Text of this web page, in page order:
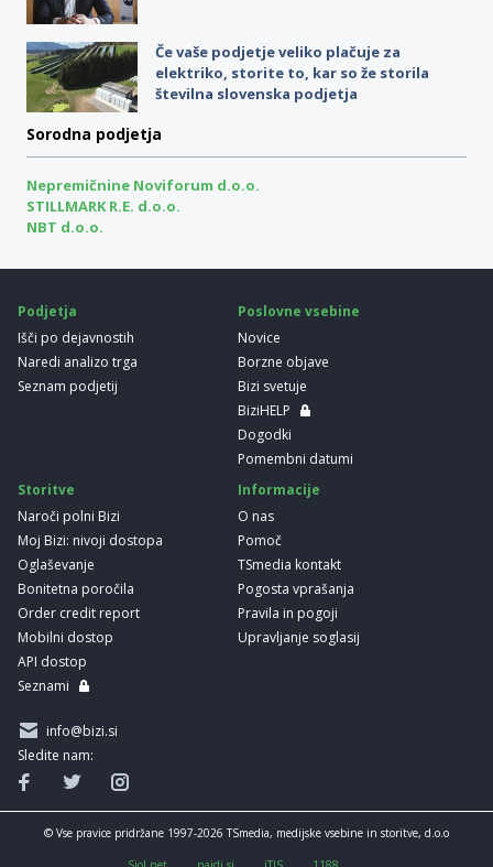
Če vaše podjetje veliko plačuje za
elektriko, storite to, kar so že storila
številna slovenska podjetja
Sorodna podjetja
Nepremičnine Noviforum d.o.o.
STILLMARK R.E. d.o.o.
NBT d.o.o.
Podjetja
Išči po dejavnostih
Naredi analizo trga
Seznam podjetij
Poslovne vsebine
Novice
Borzne objave
Bizi svetuje
BiziHELP
Dogodki
Pomembni datumi
Storitve
Naroči polni Bizi
Moj Bizi: nivoji dostopa
Oglaševanje
Bonitetna poročila
Order credit report
Mobilni dostop
API dostop
Seznami
Informacije
O nas
Pomoč
TSmedia kontakt
Pogosta vprašanja
Pravila in pogoji
Upravljanje soglasij
info@bizi.si
Sledite nam:
© Vse pravice pridržane 1997-2026 TSmedia, medijske vsebine in storitve, d.o.o